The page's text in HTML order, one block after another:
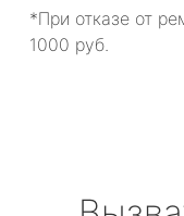
*При отказе от
1000 руб.